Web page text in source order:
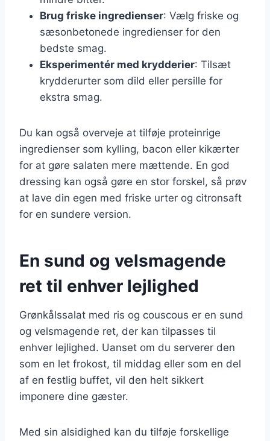
Brug friske ingredienser: Vælg friske og
sæsonbetonede ingredienser for den
bedste smag.
Eksperimentér med krydderier: Tilsæt
krydderurter som dild eller persille for
ekstra smag.
Du kan også overveje at tilføje proteinrige
ingredienser som kylling, bacon eller kikærter
for at gøre salaten mere mættende. En god
dressing kan også gøre en stor forskel, så prøv
at lave din egen med friske urter og citronsaft
for en sundere version.
En sund og velsmagende
ret til enhver lejlighed
Grønkålssalat med ris og couscous er en sund
og velsmagende ret, der kan tilpasses til
enhver lejlighed. Uanset om du serverer den
som en let frokost, til middag eller som en del
af en festlig buffet, vil den helt sikkert
imponere dine gæster.
Med sin alsidighed kan du tilføje forskellige